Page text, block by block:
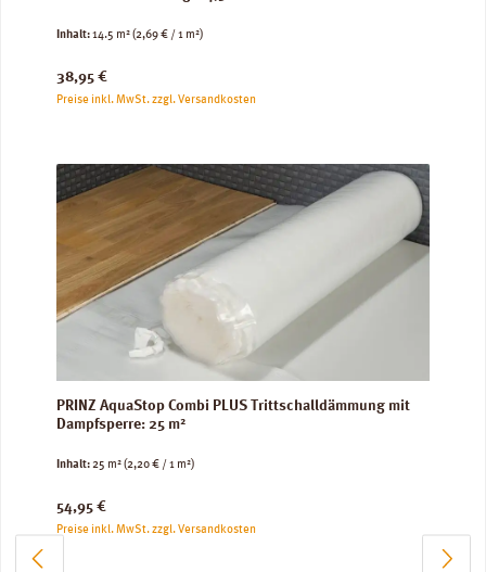
Inhalt:14.5 m²(2,69 € / 1 m²)
Regulärer Preis:
38,95 €
Preise inkl. MwSt. zzgl. Versandkosten
PRINZ AquaStop Combi PLUS Trittschalldämmung mit
Dampfsperre: 25 m²
Inhalt:25 m²(2,20 € / 1 m²)
Regulärer Preis:
54,95 €
Preise inkl. MwSt. zzgl. Versandkosten